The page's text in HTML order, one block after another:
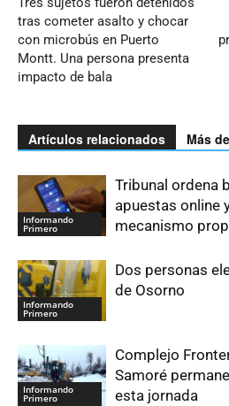
tras cometer asalto y chocar
con microbús en Puerto
Montt. Una persona presenta
impacto de bala
Artículos relacionados Más
Informando
Primero
Tribunal ordena
apuestas online
mecanismo
Informando
Primero
Dos personas
de Osorno
Informando
Primero
Complejo
Samoré
esta jornada